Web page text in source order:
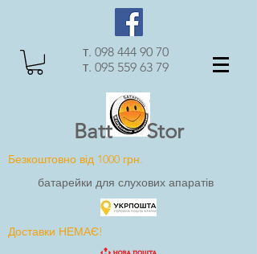
т. 098 444 90 70
т. 095 559 63 79
Batt Stor
Безкоштовно від 1000 грн.
батарейки для слухових апаратів
Доставки НЕМАЄ!